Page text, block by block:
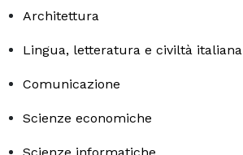
Architettura
Lingua, letteratura e civiltà italiana
Comunicazione
Scienze economiche